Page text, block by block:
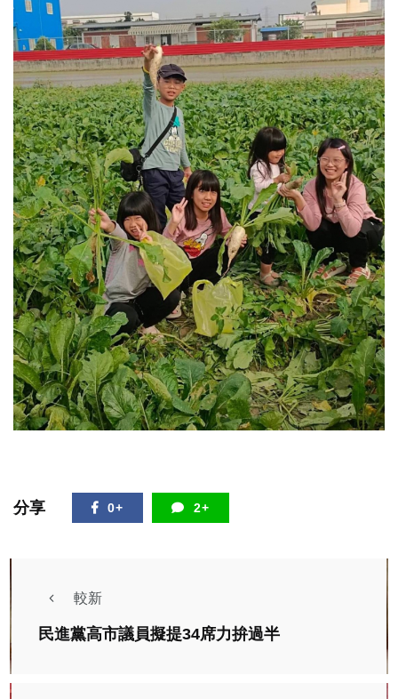
分享 0+ 2+
較新
民進黨高市議員擬提34席力拚過半